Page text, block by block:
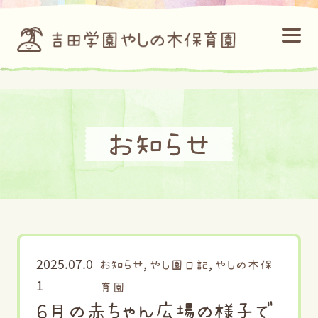
お知らせ
2025.07.0
1
お知らせ, やし園日記, やしの木保
育園
6月の赤ちゃん広場の様子で